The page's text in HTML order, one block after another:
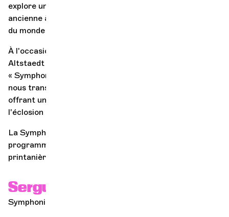
explore un vaste répertoire, allant de la musique
ancienne à la contemporaine, captivant les auditoires
du monde entier.
À l'occasion de sa collaboration avec l'OCG, Nicolas
Altstaedt vous offre une interprétation magistrale de la
« Symphonie concertante » de Prokofiev. Sa virtuosité
nous transporte dans un voyage musical exaltant,
offrant une expérience sonore inoubliable pour célébrer
l'éclosion de la nature en musique.
La Symphonie « Pastorale » viendra compléter le
programme, en parfaite harmonie avec la saison
printanière.
Sergueï Prokofiev
Symphonie concertante pour violoncelle